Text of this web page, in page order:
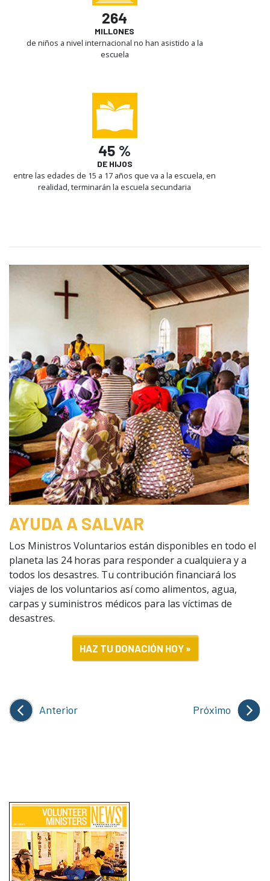
264
MILLONES
de niños a nivel internacional no han asistido a la
escuela
45 %
DE HIJOS
entre las edades de 15 a 17 años que va a la escuela, en
realidad, terminarán la escuela secundaria
AYUDA A SALVAR
Los Ministros Voluntarios están disponibles en todo el
planeta las 24 horas para responder a cualquiera y a
todos los desastres. Tu contribución financiará los
viajes de los voluntarios así como alimentos, agua,
carpas y suministros médicos para las víctimas de
desastres.
HAZ TU DONACIÓN HOY »
Anterior Próximo